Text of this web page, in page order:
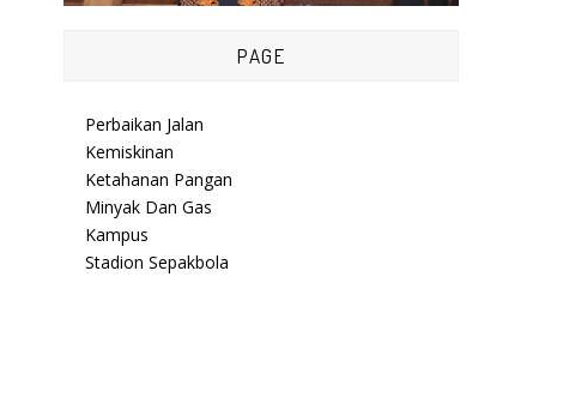
PAGE
Perbaikan Jalan
Kemiskinan
Ketahanan Pangan
Minyak Dan Gas
Kampus
Stadion Sepakbola